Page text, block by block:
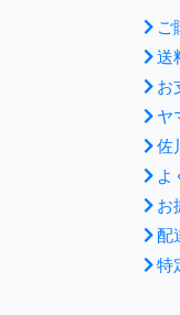
ご
送
お
ヤ
佐
よ
お
配
特